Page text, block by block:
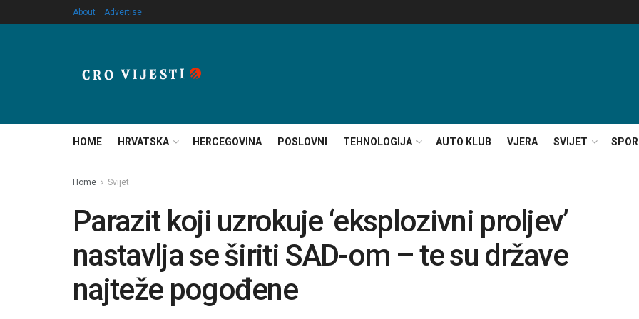
About Advertise
HOME HRVATSKA HERCEGOVINA POSLOVNI TEHNOLOGIJA AUTO KLUB VJERA SVIJET
Home Svijet
Parazit koji uzrokuje ‘eksplozivni proljev’
nastavlja se širiti SAD-om – te su države
najteže pogođene